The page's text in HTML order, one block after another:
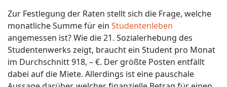
Zur Festlegung der Raten stellt sich die Frage, welche
monatliche Summe für ein Studentenleben
angemessen ist? Wie die 21. Sozialerhebung des
Studentenwerks zeigt, braucht ein Student pro Monat
im Durchschnitt 918, – €. Der größte Posten entfällt
dabei auf die Miete. Allerdings ist eine pauschale